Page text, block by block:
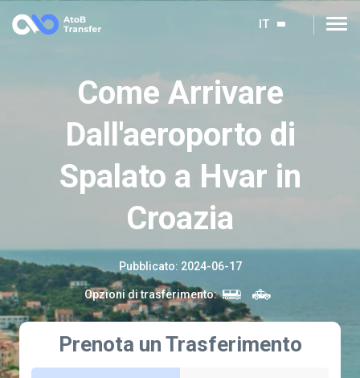
IT
Come Arrivare
Dall'aeroporto di
Spalato a Hvar in
Croazia
Pubblicato: 2024-06-17
Opzioni di trasferimento:
Prenota un Trasferimento